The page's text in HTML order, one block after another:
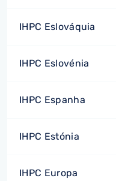
IHPC Eslováquia
IHPC Eslovénia
IHPC Espanha
IHPC Estónia
IHPC Europa